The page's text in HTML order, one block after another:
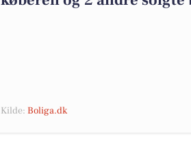
Kilde: Boliga.dk